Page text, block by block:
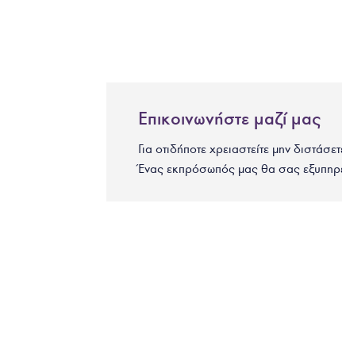
Επικοινωνήστε μαζί μας
Για οτιδήποτε χρειαστείτε μην
Ένας εκπρόσωπός μας θα σας